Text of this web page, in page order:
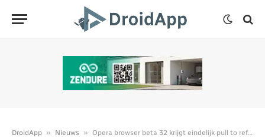
DroidApp » Nieuws » Opera browser beta 32 krijgt eindelijk pull to refresh